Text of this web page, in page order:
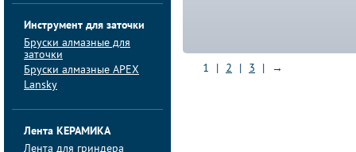
Инструмент для заточки
Бруски алмазные для
заточки
Бруски алмазные APEX
Lansky
Лента КЕРАМИКА
Лента для гриндера
1 2 3 →